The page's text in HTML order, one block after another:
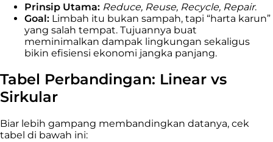
Prinsip Utama: Reduce, Reuse, Recycle, Repair.
Goal: Limbah itu bukan sampah, tapi “harta karun”
yang salah tempat. Tujuannya buat
meminimalkan dampak lingkungan sekaligus
bikin efisiensi ekonomi jangka panjang.
Tabel Perbandingan: Linear vs
Sirkular
Biar lebih gampang membandingkan datanya, cek
tabel di bawah ini: